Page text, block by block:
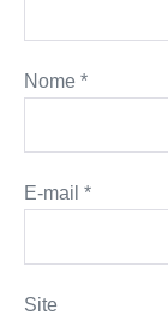
Nome *
E-mail *
Site